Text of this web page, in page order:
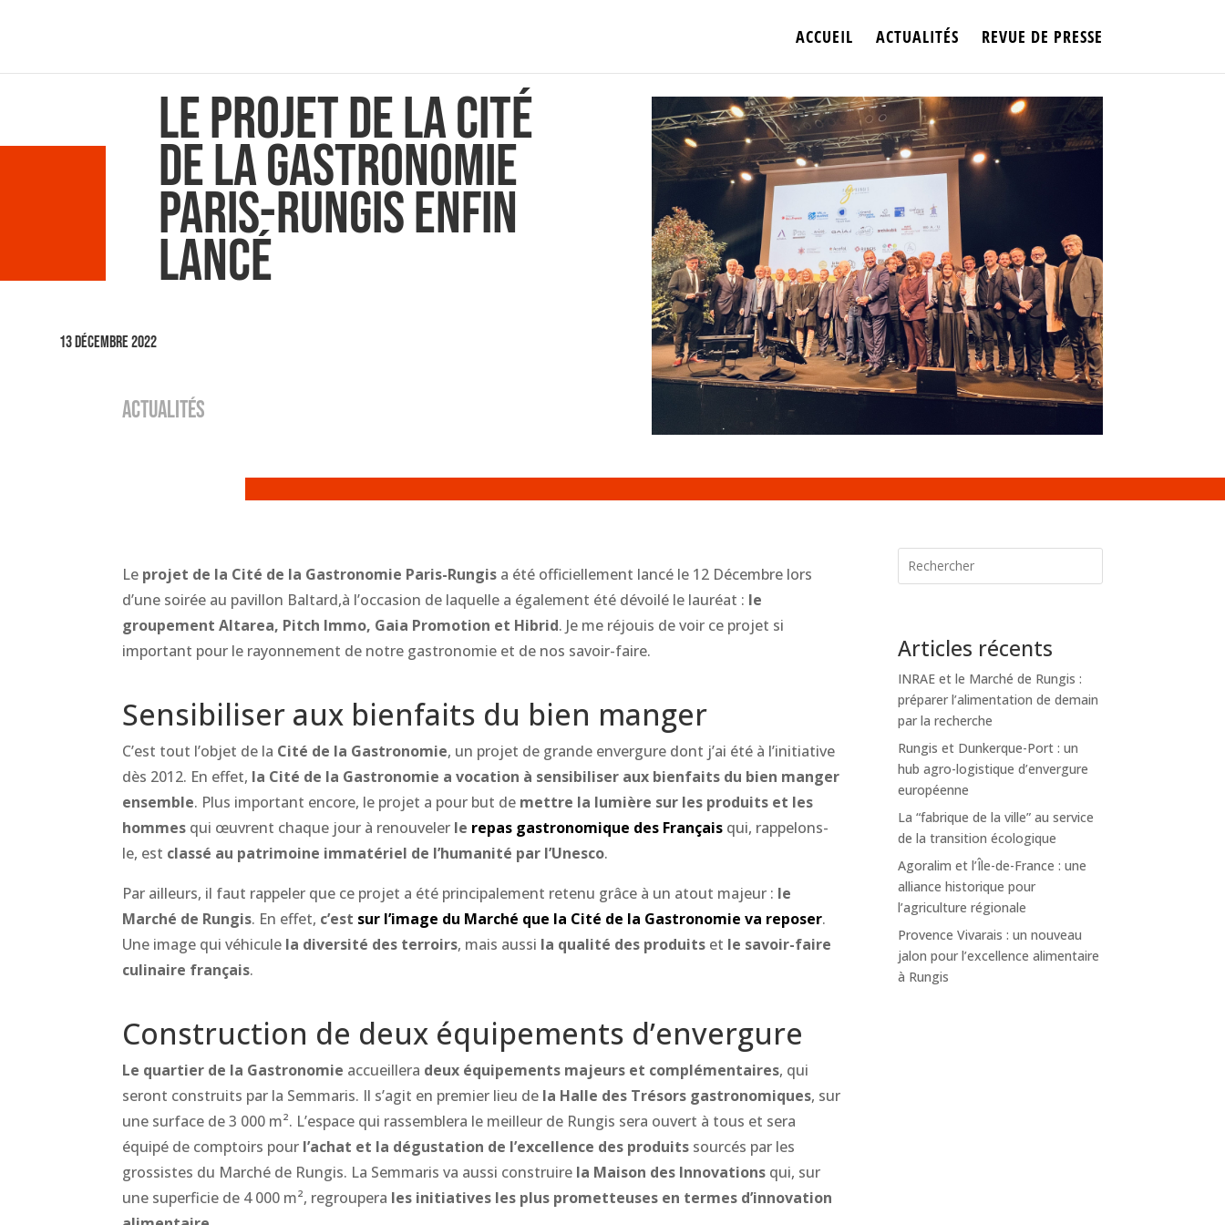
ACCUEIL ACTUALITÉS REVUE DE PRESSE
Le projet de la Cité
de la Gastronomie
Paris-Rungis enfin
lancé
13 décembre 2022
ACTUALITÉS
Le projet de la Cité de la Gastronomie Paris-Rungis a été officiellement lancé le 12 Décembre lors
d’une soirée au pavillon Baltard,à l’occasion de laquelle a également été dévoilé le lauréat : le
groupement Altarea, Pitch Immo, Gaia Promotion et Hibrid. Je me réjouis de voir ce projet si
important pour le rayonnement de notre gastronomie et de nos savoir-faire.
Sensibiliser aux bienfaits du bien manger
C’est tout l’objet de la Cité de la Gastronomie, un projet de grande envergure dont j’ai été à l’initiative
dès 2012. En effet, la Cité de la Gastronomie a vocation à sensibiliser aux bienfaits du bien manger
ensemble. Plus important encore, le projet a pour but de mettre la lumière sur les produits et les
hommes qui œuvrent chaque jour à renouveler le repas gastronomique des Français qui, rappelons-
le, est classé au patrimoine immatériel de l’humanité par l’Unesco.
Par ailleurs, il faut rappeler que ce projet a été principalement retenu grâce à un atout majeur : le
Marché de Rungis. En effet, c’est sur l’image du Marché que la Cité de la Gastronomie va reposer.
Une image qui véhicule la diversité des terroirs, mais aussi la qualité des produits et le savoir-faire
culinaire français.
Construction de deux équipements d’envergure
Le quartier de la Gastronomie accueillera deux équipements majeurs et complémentaires, qui
seront construits par la Semmaris. Il s’agit en premier lieu de la Halle des Trésors gastronomiques, sur
une surface de 3 000 m². L’espace qui rassemblera le meilleur de Rungis sera ouvert à tous et sera
équipé de comptoirs pour l’achat et la dégustation de l’excellence des produits sourcés par les
grossistes du Marché de Rungis. La Semmaris va aussi construire la Maison des Innovations qui, sur
une superficie de 4 000 m², regroupera les initiatives les plus prometteuses en termes d’innovation
Articles récents
INRAE et le Marché de Rungis :
préparer l’alimentation de demain
par la recherche
Rungis et Dunkerque-Port : un
hub agro-logistique d’envergure
européenne
La “fabrique de la ville” au service
de la transition écologique
Agoralim et l’Île-de-France : une
alliance historique pour
l’agriculture régionale
Provence Vivarais : un nouveau
jalon pour l’excellence alimentaire
à Rungis